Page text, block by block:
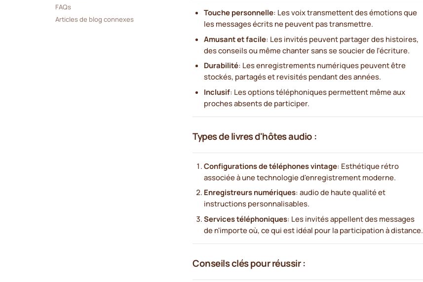
FAQs
Articles de blog connexes
Touche personnelle: Les voix transmettent des émotions que
les messages écrits ne peuvent pas transmettre.
Amusant et facile: Les invités peuvent partager des histoires,
des conseils ou même chanter sans se soucier de l'écriture.
Durabilité: Les enregistrements numériques peuvent être
stockés, partagés et revisités pendant des années.
Inclusif: Les options téléphoniques permettent même aux
proches absents de participer.
Types de livres d'hôtes audio :
Configurations de téléphones vintage: Esthétique rétro
associée à une technologie d'enregistrement moderne.
Enregistreurs numériques: audio de haute qualité et
instructions personnalisables.
Services téléphoniques: Les invités appellent des messages
de n'importe où, ce qui est idéal pour la participation à distance.
Conseils clés pour réussir :